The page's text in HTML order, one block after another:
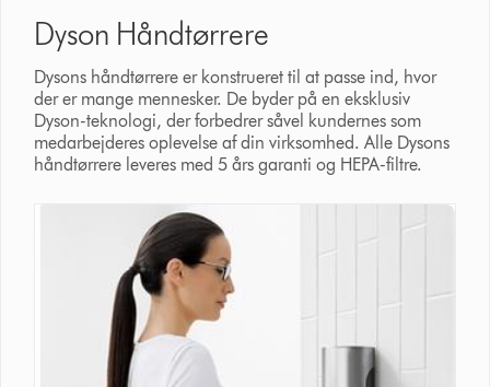
Dyson Håndtørrere
Dysons håndtørrere er konstrueret til at passe ind, hvor
der er mange mennesker. De byder på en eksklusiv
Dyson-teknologi, der forbedrer såvel kundernes som
medarbejderes oplevelse af din virksomhed. Alle Dysons
håndtørrere leveres med 5 års garanti og HEPA-filtre.